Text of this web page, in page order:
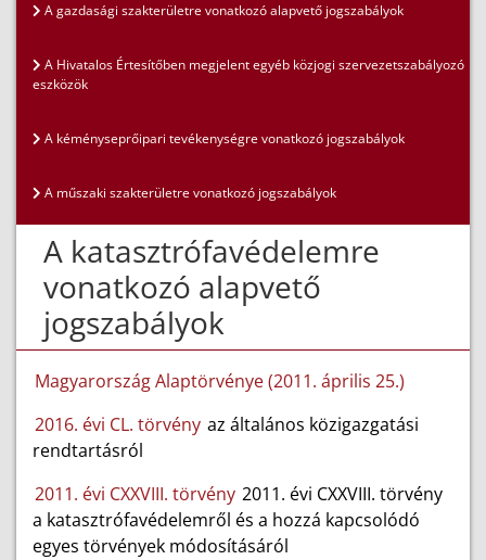
A gazdasági szakterületre vonatkozó alapvető jogszabályok
A Hivatalos Értesítőben megjelent egyéb közjogi szervezetszabályozó
eszközök
A kéményseprőipari tevékenységre vonatkozó jogszabályok
A műszaki szakterületre vonatkozó jogszabályok
A katasztrófavédelemre
vonatkozó alapvető
jogszabályok
Magyarország Alaptörvénye (2011. április 25.)
2016. évi CL. törvény az általános közigazgatási
rendtartásról
2011. évi CXXVIII. törvény 2011. évi CXXVIII. törvény
a katasztrófavédelemről és a hozzá kapcsolódó
egyes törvények módosításáról